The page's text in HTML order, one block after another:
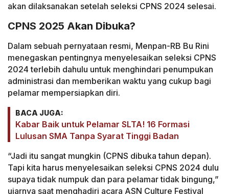
akan dilaksanakan setelah seleksi CPNS 2024 selesai.
CPNS 2025 Akan Dibuka?
Dalam sebuah pernyataan resmi, Menpan-RB Bu Rini
menegaskan pentingnya menyelesaikan seleksi CPNS
2024 terlebih dahulu untuk menghindari penumpukan
administrasi dan memberikan waktu yang cukup bagi
pelamar mempersiapkan diri.
BACA JUGA:
Kabar Baik untuk Pelamar SLTA! 16 Formasi
Lulusan SMA Tanpa Syarat Tinggi Badan
“Jadi itu sangat mungkin (CPNS dibuka tahun depan).
Tapi kita harus menyelesaikan seleksi CPNS 2024 dulu
supaya tidak numpuk dan para pelamar tidak bingung,”
ujarnya saat menghadiri acara ASN Culture Festival